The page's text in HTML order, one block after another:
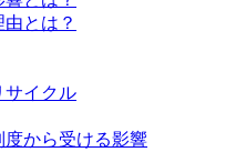
とは？
サイクル
から受ける影響